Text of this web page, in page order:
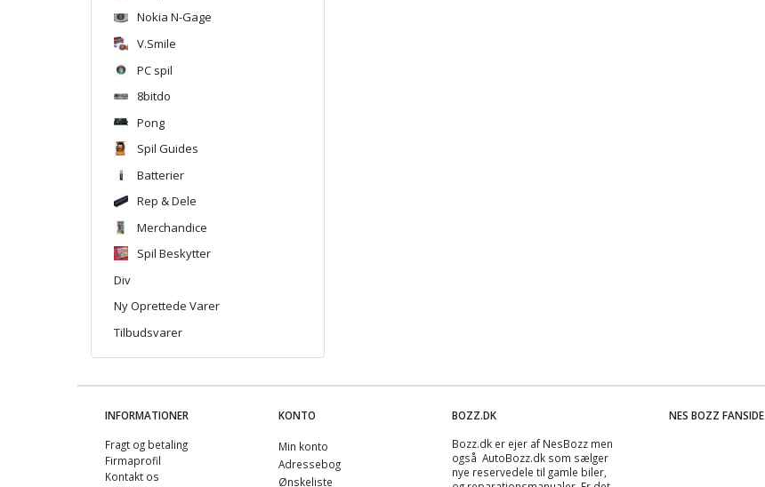
Nokia N-Gage
V.Smile
PC spil
8bitdo
Pong
Spil Guides
Batterier
Rep & Dele
Merchandice
Spil Beskytter
Div
Ny Oprettede Varer
Tilbudsvarer
INFORMATIONER
Fragt og betaling
Firmaprofil
Kontakt os
KONTO
Min konto
Adressebog
Ønskeliste
BOZZ.DK
Bozz.dk er ejer af NesBozz men
også AutoBozz.dk som sælger
nye reservedele til gamle biler,
NES BOZZ FANSIDE